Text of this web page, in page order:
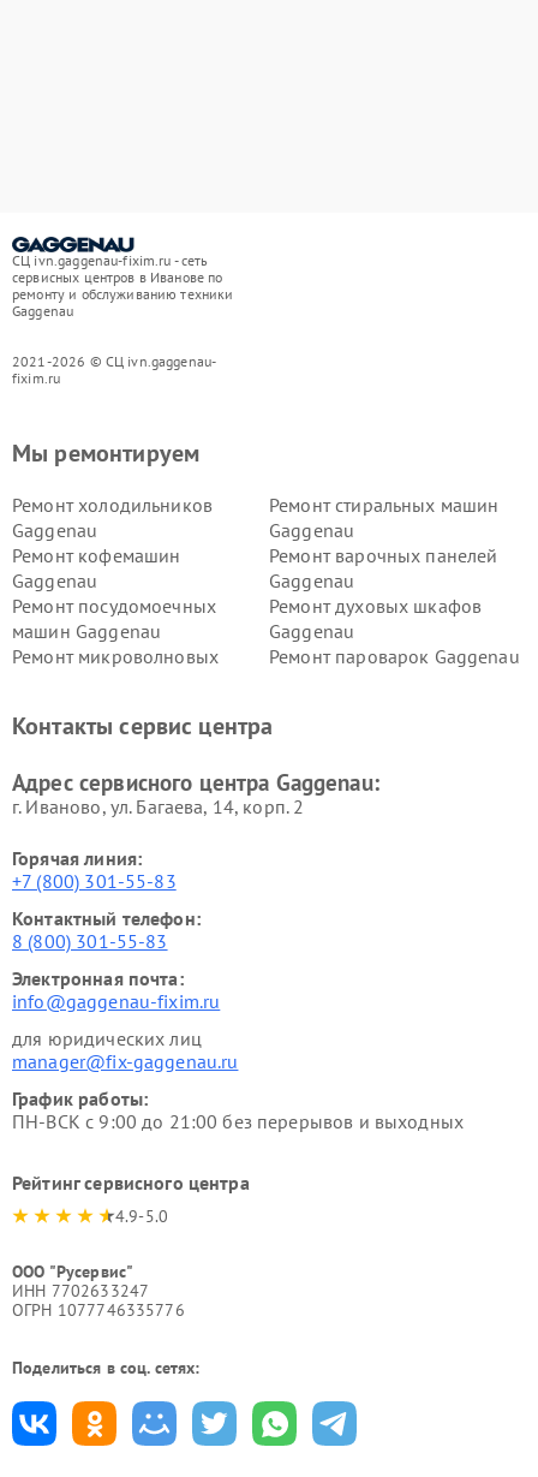
СЦ ivn.gaggenau-fixim.ru - сеть
сервисных центров в Иванове по
ремонту и обслуживанию техники
Gaggenau
2021-2026 © СЦ ivn.gaggenau-
fixim.ru
Мы ремонтируем
Ремонт холодильников
Gaggenau
Ремонт стиральных машин
Gaggenau
Ремонт кофемашин
Gaggenau
Ремонт варочных панелей
Gaggenau
Ремонт посудомоечных
машин Gaggenau
Ремонт духовых шкафов
Gaggenau
Ремонт микроволновых
Ремонт пароварок Gaggenau
Контакты сервис центра
Адрес сервисного центра Gaggenau:
г. Иваново, ул. Багаева, 14, корп. 2
Горячая линия:
+7 (800) 301-55-83
Контактный телефон:
8 (800) 301-55-83
Электронная почта:
info@gaggenau-fixim.ru
для юридических лиц
manager@fix-gaggenau.ru
График работы:
ПН-ВСК с 9:00 до 21:00 без перерывов и выходных
Рейтинг сервисного центра
4.9-5.0
ООО "Русервис"
ИНН 7702633247
ОГРН 1077746335776
Поделиться в соц. сетях: